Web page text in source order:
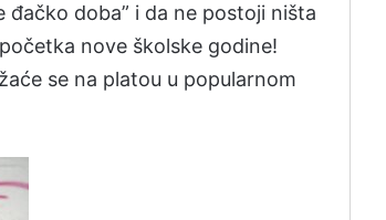
doba” i da ne postoji ništa
nove školske godine!
se na platou u popularnom